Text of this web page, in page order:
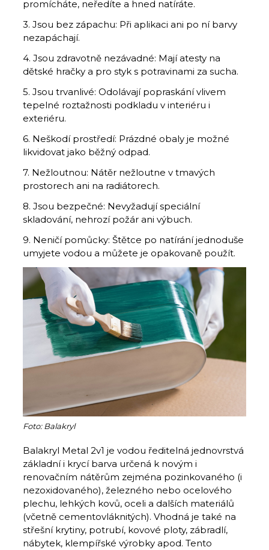
promícháte, neředíte a hned natíráte.
3. Jsou bez zápachu: Při aplikaci ani po ní barvy
nezapáchají.
4. Jsou zdravotně nezávadné: Mají atesty na
dětské hračky a pro styk s potravinami za sucha.
5. Jsou trvanlivé: Odolávají popraskání vlivem
tepelné roztažnosti podkladu v interiéru i
exteriéru.
6. Neškodí prostředí: Prázdné obaly je možné
likvidovat jako běžný odpad.
7. Nežloutnou: Nátěr nežloutne v tmavých
prostorech ani na radiátorech.
8. Jsou bezpečné: Nevyžadují speciální
skladování, nehrozí požár ani výbuch.
9. Neničí pomůcky: Štětce po natírání jednoduše
umyjete vodou a můžete je opakovaně použít.
Foto: Balakryl
Balakryl Metal 2v1 je vodou ředitelná jednovrstvá
základní i krycí barva určená k novým i
renovačním nátěrům zejména pozinkovaného (i
nezoxidovaného), železného nebo ocelového
plechu, lehkých kovů, oceli a dalších materiálů
(včetně cementovláknitých). Vhodná je také na
střešní krytiny, potrubí, kovové ploty, zábradlí,
nábytek, klempířské výrobky apod. Tento